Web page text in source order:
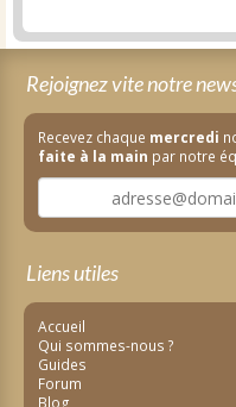
Rejoignez vite notre
Recevez chaque mercredi
faite à la main par notre
Liens utiles
Accueil
Qui sommes-nous ?
Guides
Forum
Blog